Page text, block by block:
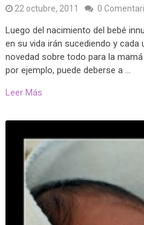
22 octubre, 2011 0
Luego del nacimiento del bebé
en su vida irán sucediendo y cada
novedad sobre todo para la
por ejemplo, puede deberse a …
Leer Más